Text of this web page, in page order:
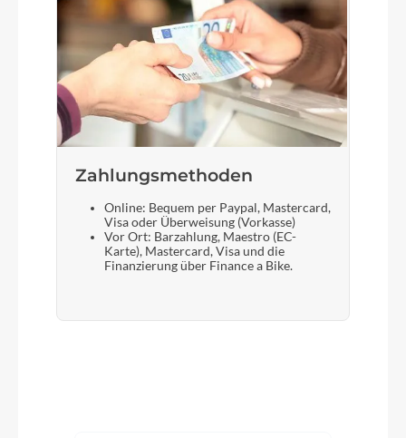
Zahlungsmethoden
Online: Bequem per Paypal, Mastercard,
Visa oder Überweisung (Vorkasse)
Vor Ort: Barzahlung, Maestro (EC-
Karte), Mastercard, Visa und die
Finanzierung über Finance a Bike.